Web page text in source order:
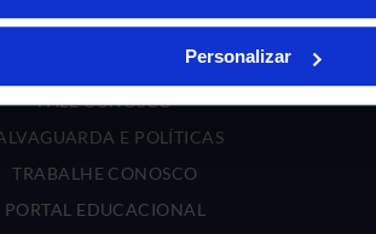
Personalizar
AJUDA E SUPORTE
FALE CONOSCO
E POLÍTICAS
TRABALHE CONOSCO
PORTAL EDUCACIONAL